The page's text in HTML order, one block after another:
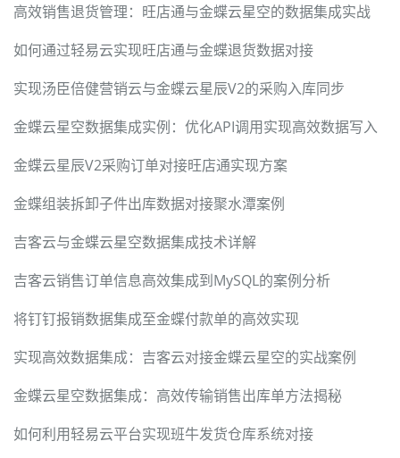
高效销售退货管理：旺店通与金蝶云星空的数据集成实战
如何通过轻易云实现旺店通与金蝶退货数据对接
实现汤臣倍健营销云与金蝶云星辰V2的采购入库同步
金蝶云星空数据集成实例：优化API调用实现高效数据写入
金蝶云星辰V2采购订单对接旺店通实现方案
金蝶组装拆卸子件出库数据对接聚水潭案例
吉客云与金蝶云星空数据集成技术详解
吉客云销售订单信息高效集成到MySQL的案例分析
将钉钉报销数据集成至金蝶付款单的高效实现
实现高效数据集成：吉客云对接金蝶云星空的实战案例
金蝶云星空数据集成：高效传输销售出库单方法揭秘
如何利用轻易云平台实现班牛发货仓库系统对接